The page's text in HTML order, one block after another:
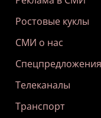
Ростовые куклы
СМИ о нас
Спецпредложения
Телеканалы
Транспорт